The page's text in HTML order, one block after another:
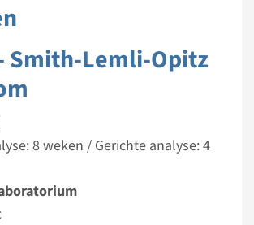
Smith-Lemli-Opitz
8 weken / Gerichte analyse: 4